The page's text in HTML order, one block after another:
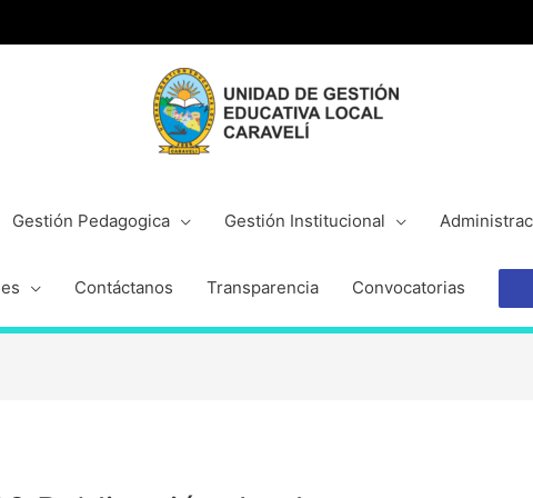
Gestión Pedagogica Gestión Institucional
Contáctanos Transparencia Convocatorias